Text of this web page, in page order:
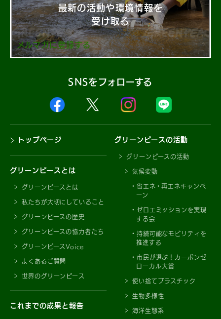
最新の活動や環境情報を
受け取る
メルマガに登録する
SNSをフォローする
トップページ
グリーンピースとは
グリーンピースとは
私たちが大切にしていること
グリーンピースの歴史
グリーンピースの協力者たち
グリーンピースVoice
よくあるご質問
世界のグリーンピース
これまでの成果と報告
グリーンピースの活動
グリーンピースの活動
気候変動
省エネ・再エネキャンペ
ーン
ゼロエミッションを実現
する会
持続可能なモビリティを
推進する
市民が選ぶ！カーボンゼ
ローカル大賞
使い捨てプラスチック
生物多様性
海洋生態系